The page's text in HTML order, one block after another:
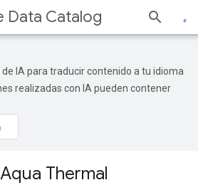
Data Catalog
IA para traducir contenido a tu idioma
realizadas con IA pueden contener
Thermal